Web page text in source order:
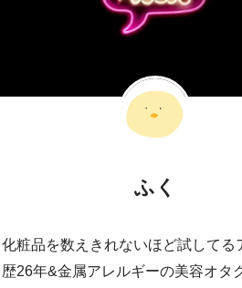
ふく
化粧品を数えきれないほど試してる
歴26年&金属アレルギーの美容オタ